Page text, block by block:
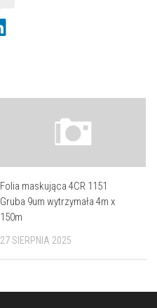
Folia maskująca 4CR 1151
Gruba 9um wytrzymała 4m x
150m
27 SIERPNIA 2025